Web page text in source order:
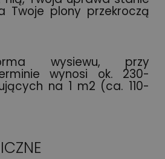
Twoje plony przekroczą
wysiewu, przy
wynosi ok. 230-
na 1 m2 (ca. 110-